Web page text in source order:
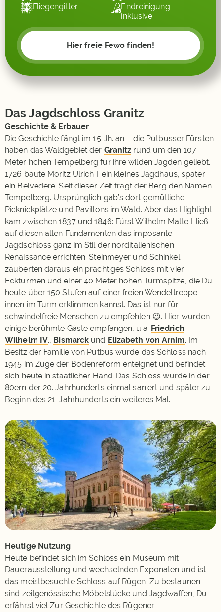
Fliegengitter
Endreinigung
inklusive
Hier freie Fewo finden!
Das Jagdschloss Granitz
Geschichte & Erbauer
Die Geschichte fängt im 15. Jh. an – die Putbusser Fürsten
haben das Waldgebiet der Granitz rund um den 107
Meter hohen Tempelberg für ihre wilden Jagden geliebt.
1726 baute Moritz Ulrich I. ein kleines Jagdhaus, später
ein Belvedere. Seit dieser Zeit trägt der Berg den Namen
Tempelberg. Ursprünglich gab’s dort gemütliche
Picknickplätze und Pavillons im Wald. Aber das Highlight
kam zwischen 1837 und 1846: Fürst Wilhelm Malte I. ließ
auf diesen alten Fundamenten das imposante
Jagdschloss ganz im Stil der norditalienischen
Renaissance errichten. Steinmeyer und Schinkel
zauberten daraus ein prächtiges Schloss mit vier
Ecktürmen und einer 40 Meter hohen Turmspitze, die Du
heute über 150 Stufen auf einer freien Wendeltreppe
innen im Turm erklimmen kannst. Das ist nur für
schwindelfreie Menschen zu empfehlen 😉. Hier wurden
einige berühmte Gäste empfangen, u.a. Friedrich
Wilhelm IV., Bismarck und Elizabeth von Arnim. Im
Besitz der Familie von Putbus wurde das Schloss nach
1945 im Zuge der Bodenreform enteignet und befindet
sich heute in staatlicher Hand. Das Schloss wurde in der
80ern der 20. Jahrhunderts einmal saniert und später zu
Beginn des 21. Jahrhunderts ein weiteres Mal.
Heutige Nutzung
Heute befindet sich im Schloss ein Museum mit
Dauerausstellung und wechselnden Exponaten und ist
das meistbesuchte Schloss auf Rügen. Zu bestaunen
sind zeitgenössische Möbelstücke und Jagdwaffen, Du
erfährst viel Zur Geschichte des Rügener